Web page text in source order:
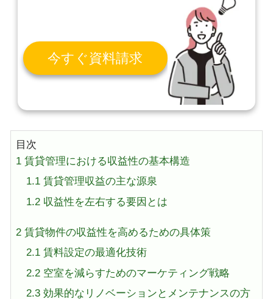
今すぐ資料請求
目次
1 賃貸管理における収益性の基本構造
1.1賃貸管理収益の主な源泉
1.2収益性を左右する要因とは
2 賃貸物件の収益性を高めるための具体策
2.1賃料設定の最適化技術
2.2空室を減らすためのマーケティング戦略
2.3効果的なリノベーションとメンテナンスの方